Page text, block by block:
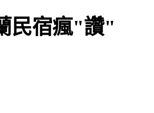
民宿瘋"讚"